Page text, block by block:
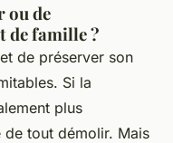
ou de
de famille ?
de préserver son
Si la
plus
tout démolir. Mais